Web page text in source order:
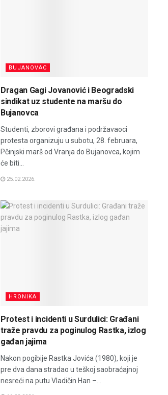
BUJANOVAC
Dragan Gagi Jovanović i Beogradski
sindikat uz studente na maršu do
Bujanovca
Studenti, zborovi građana i podržavaoci
protesta organizuju u subotu, 28. februara,
Pčinjski marš od Vranja do Bujanovca, kojim
će biti...
25.02.2026.
HRONIKA
Protest i incidenti u Surdulici: Građani
traže pravdu za poginulog Rastka, izlog
gađan jajima
Nakon pogibije Rastka Jovića (1980), koji je
pre dva dana stradao u teškoj saobraćajnoj
nesreći na putu Vladičin Han –...